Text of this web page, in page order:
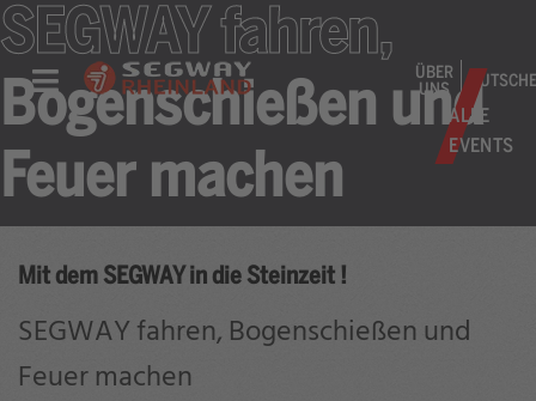
ÜBER
UNS
ALLE
EVENTS
SEGWAY fahren,
Bogenschießen und
Feuer machen
Mit dem SEGWAY in die Steinzeit !
SEGWAY fahren, Bogenschießen und
Feuer machen